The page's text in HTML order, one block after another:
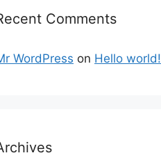
Comments
WordPress on Hello world!